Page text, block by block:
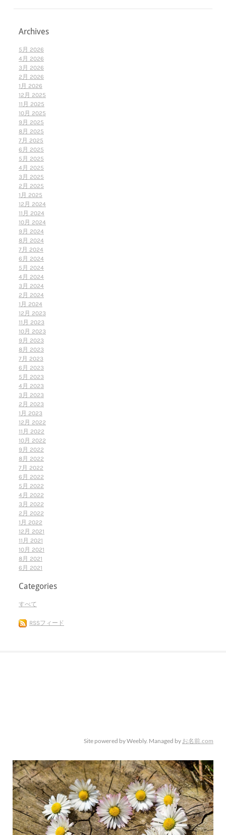
Archives
5月 2026
4月 2026
3月 2026
2月 2026
1月 2026
12月 2025
11月 2025
10月 2025
9月 2025
8月 2025
7月 2025
6月 2025
5月 2025
4月 2025
3月 2025
2月 2025
1月 2025
12月 2024
11月 2024
10月 2024
9月 2024
8月 2024
7月 2024
6月 2024
5月 2024
4月 2024
3月 2024
2月 2024
1月 2024
12月 2023
11月 2023
10月 2023
9月 2023
8月 2023
7月 2023
6月 2023
5月 2023
4月 2023
3月 2023
2月 2023
1月 2023
12月 2022
11月 2022
10月 2022
9月 2022
8月 2022
7月 2022
6月 2022
5月 2022
4月 2022
3月 2022
2月 2022
1月 2022
12月 2021
11月 2021
10月 2021
8月 2021
6月 2021
Categories
すべて
RSSフィード
Site powered by Weebly. Managed by お名前.com